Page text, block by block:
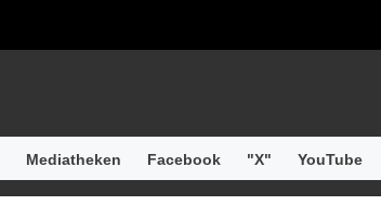
Mediatheken Facebook "X" YouTube